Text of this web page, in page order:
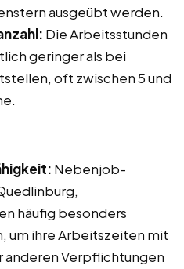
ausgeübt werden.
Die Arbeitsstunden
geringer als bei
oft zwischen 5 und
Nebenjob-
häufig besonders
um ihre Arbeitszeiten mit
Verpflichtungen